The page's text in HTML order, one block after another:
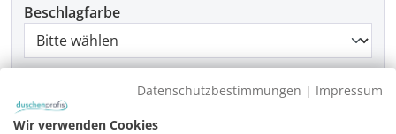
Beschlagfarbe
Datenschutzbestimmungen | Impressum
Wir verwenden Cookies